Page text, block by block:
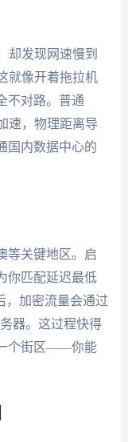
却发现网速慢到
就像开着拖拉机
不对路。普通
速，物理距离导
国内数据中心的
等关键地区。启
你匹配延迟最低
，加密流量会通过
器。这过程快得
个街区——你能